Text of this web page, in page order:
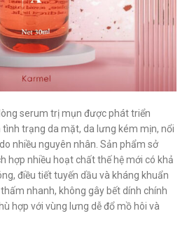
serum trị mụn được phát triển
trạng da mặt, da lưng kém mịn, nổi
nhiều nguyên nhân. Sản phẩm sở
hợp nhiều hoạt chất thế hệ mới có khả
điều tiết tuyến dầu và kháng khuẩn
nhanh, không gây bết dính chính
hợp với vùng lưng dễ đổ mồ hôi và